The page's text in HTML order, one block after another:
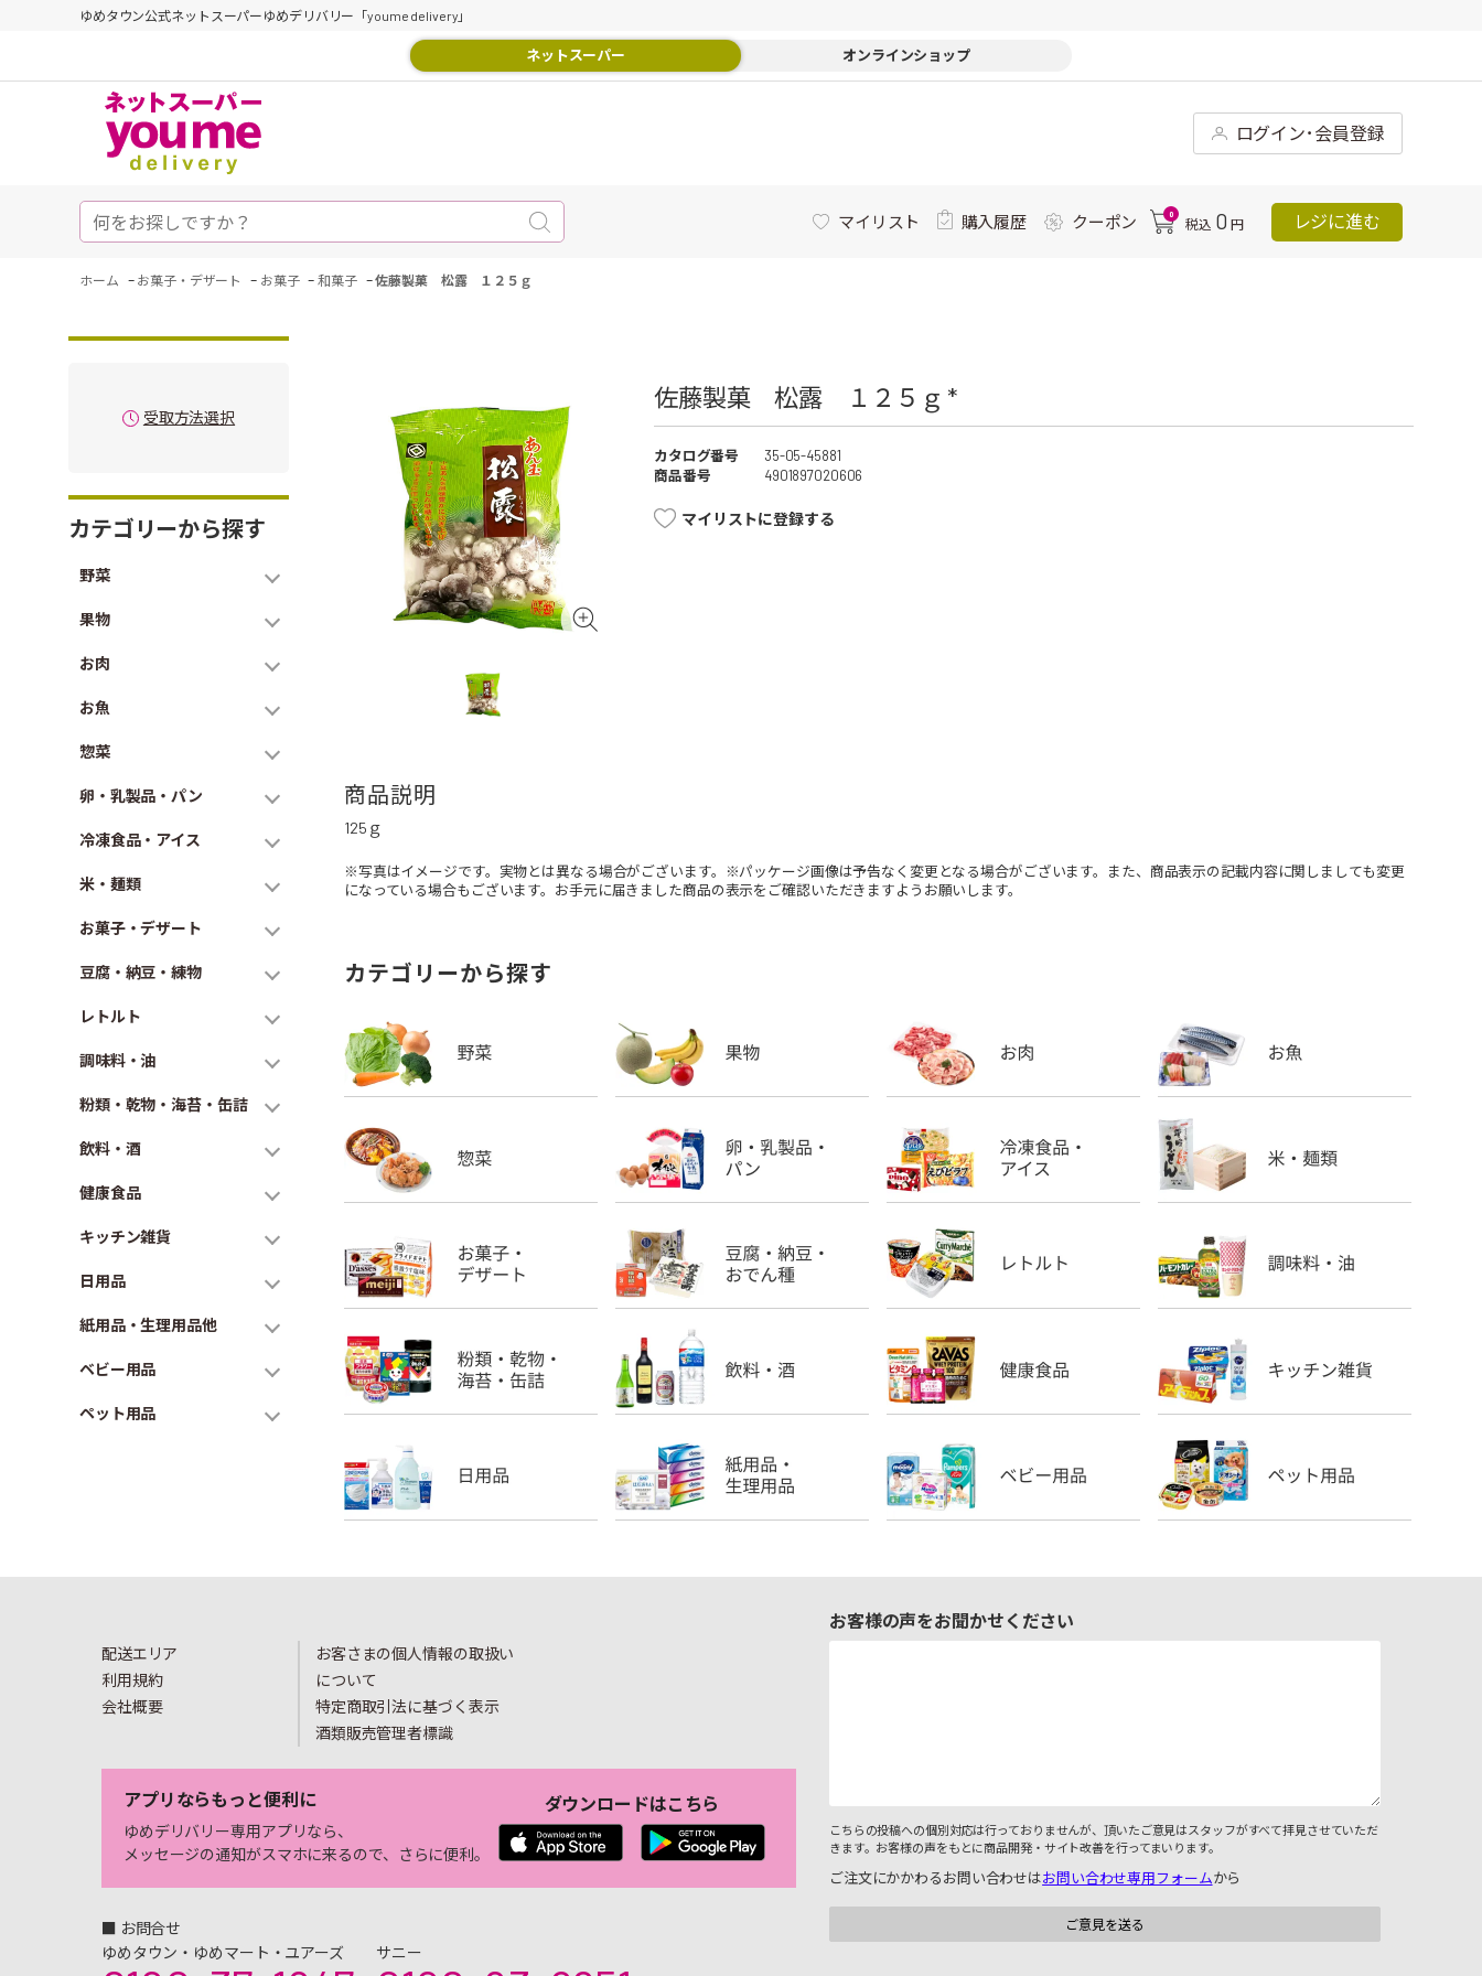
ゆめタウン公式ネットスーパーゆめデリバリー「youme delivery」
ネットスーパー オンラインショップ
ログイン･会員登録
マイリスト 購入履歴 クーポン 0
税込 0 円 レジに進む
ホーム - お菓子・デザート - お菓子 -和菓子 -佐藤製菓 松露 １２５ｇ
受取方法選択
カテゴリーから探す
野菜
果物
お肉
お魚
惣菜
卵・乳製品・パン
冷凍食品・アイス
米・麺類
お菓子・デザート
豆腐・納豆・練物
レトルト
調味料・油
粉類・乾物・海苔・缶詰
飲料・酒
健康食品
キッチン雑貨
日用品
紙用品・生理用品他
ベビー用品
ペット用品
佐藤製菓 松露 １２５ｇ *
カタログ番号
35-05-45881
商品番号
4901897020606
マイリストに登録する
商品説明
125ｇ
※写真はイメージです。実物とは異なる場合がございます。※パッケージ画像は予告なく変更となる場合がございます。また、商品表示の記載内容に関しましても変更
になっている場合もございます。お手元に届きました商品の表示をご確認いただきますようお願いします。
カテゴリーから探す
配送エリア
利用規約
会社概要
お客さまの個人情報の取扱い
について
特定商取引法に基づく表示
酒類販売管理者標識
アプリならもっと便利に
ゆめデリバリー専用アプリなら、
メッセージの通知がスマホに来るので、さらに便利。
ダウンロードはこちら
■ お問合せ
ゆめタウン・ゆめマート・ユアーズ
サニー
お客様の声をお聞かせください
こちらの投稿への個別対応は行っておりませんが、頂いたご意見はスタッフがすべて拝見させていただ
きます。お客様の声をもとに商品開発・サイト改善を行ってまいります。
ご注文にかかわるお問い合わせはお問い合わせ専用フォームから